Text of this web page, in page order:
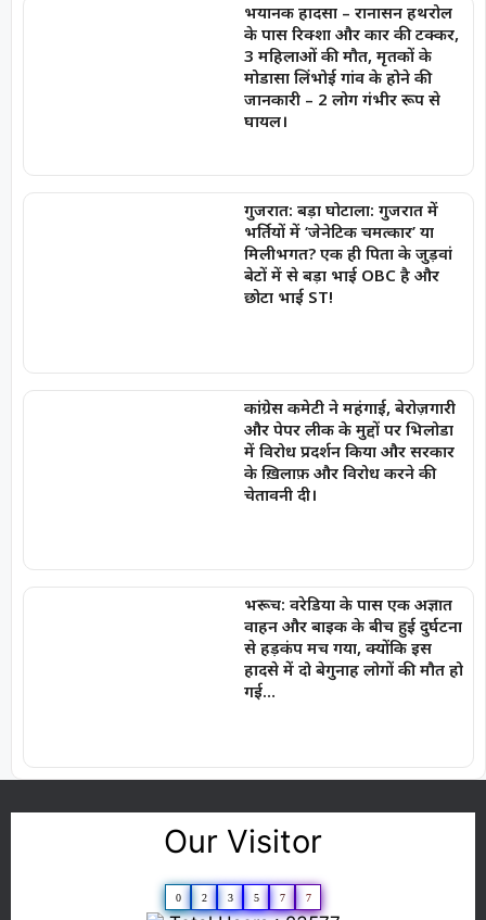
भयानक हादसा – रानासन हथरोल
के पास रिक्शा और कार की टक्कर,
3 महिलाओं की मौत, मृतकों के
मोडासा लिंभोई गांव के होने की
जानकारी – 2 लोग गंभीर रूप से
घायल।
गुजरात: बड़ा घोटाला: गुजरात में
भर्तियों में ‘जेनेटिक चमत्कार’ या
मिलीभगत? एक ही पिता के जुड़वां
बेटों में से बड़ा भाई OBC है और
छोटा भाई ST!
कांग्रेस कमेटी ने महंगाई, बेरोज़गारी
और पेपर लीक के मुद्दों पर भिलोडा
में विरोध प्रदर्शन किया और सरकार
के ख़िलाफ़ और विरोध करने की
चेतावनी दी।
भरूच: वरेडिया के पास एक अज्ञात
वाहन और बाइक के बीच हुई दुर्घटना
से हड़कंप मच गया, क्योंकि इस
हादसे में दो बेगुनाह लोगों की मौत हो
गई…
Our Visitor
0 2 3 5 7 7